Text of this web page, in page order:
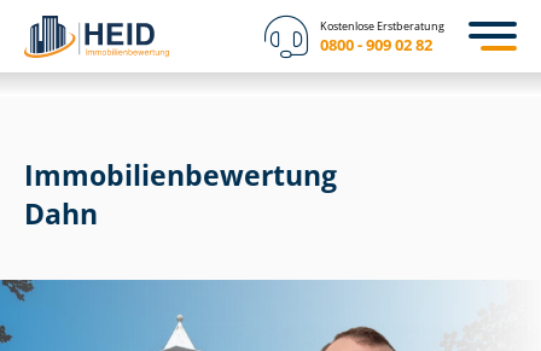
Kostenlose Erstberatung
0800 - 909 02 82
Immobilien­bewertung
Dahn